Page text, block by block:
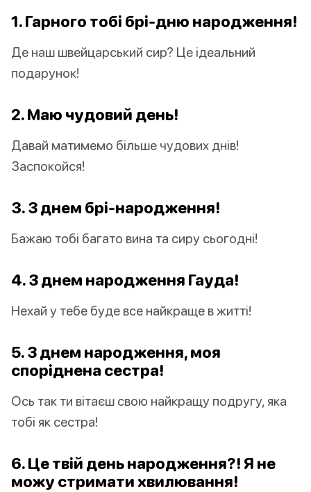
1. Гарного тобі брі-дню народження!
Де наш швейцарський сир? Це ідеальний
подарунок!
2. Маю чудовий день!
Давай матимемо більше чудових днів!
Заспокойся!
3. З днем брі-народження!
Бажаю тобі багато вина та сиру сьогодні!
4. З днем народження Гауда!
Нехай у тебе буде все найкраще в житті!
5. З днем народження, моя
споріднена сестра!
Ось так ти вітаєш свою найкращу подругу, яка
тобі як сестра!
6. Це твій день народження?! Я не
можу стримати хвилювання!